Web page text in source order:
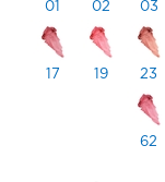
01 02 03
17 19 23
62